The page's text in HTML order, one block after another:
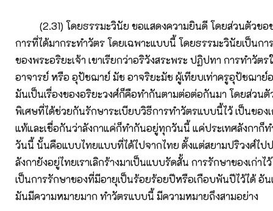
(2.31) โดยธรรมะวินัย ขอแสดงความยินดี โดยส่วนตัวข
การที่ได้มากระทำวัตร โดยเฉพาะแบบนี้ โดยธรรมะวินัยเป็นกา
ของพระอริยะเจ้า เขาเรียกว่าอริวังสระพระ ปฏิปทา การทำวัต
อาจารย์ หรือ อุปัชฌาย์ มัช อาจริยะมัช ผู้เทียบเท่าครูอุปัชฌาย์
มันเป็นเรื่องของอริยะวงศ์ก็คือทำกันตามต่อต่อกันมา โดยส่วน
พิเศษที่ได้ช่วยกันรักษาระเบียบวิธีการทำวัตรแบบนี้ไว้ เป็นของ
แท้และเชื่อกันว่าลังกาแค่ก็ทำกันอยู่ทุกวันนี้ แค่ประเทศลังกาก็
วันนี้ นั้นคือแบบไทยแบบที่ได้ไปจากไทย ตั้งแต่สยามปริวงศ์ไป
ลังกายังอยู่ไทยเราเลิกร้างมาเป็นแบบรัดสั้น การรักษาของเก่าไ
เป็นการรักษาของที่มีอายุเป็นร้อยร้อยปีหรือเกือบพันปีไว้ได้ อั
มันมีความหมายมาก ทำวัตรแบบนี้ มีความหมายถึงสามอย่าง